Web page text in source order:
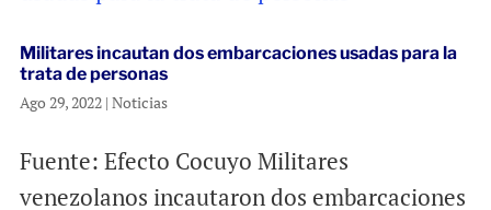
Militares incautan dos embarcaciones usadas para la
trata de personas
Ago 29, 2022| Noticias
Fuente: Efecto Cocuyo Militares
venezolanos incautaron dos embarcaciones